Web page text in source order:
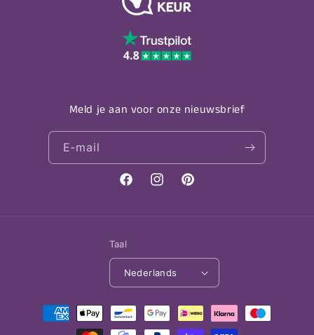
Meld je aan voor onze nieuwsbrief
E‑mail
FacebookInstagramPinterest
Taal
Nederlands
Betaalmethoden